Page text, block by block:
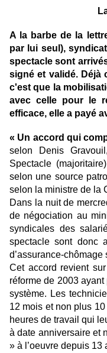
A la barbe de la
par lui seul),
spectacle sont
signé et validé. Déjà
c'est que la
avec celle pour le
efficace, elle a payé
« Un accord qui
selon Denis
Spectacle
selon une source
selon la ministre de la
Dans la nuit de
de négociation au
syndicales des
spectacle sont donc
d’assurance-
Cet accord revient
réforme de 2003 ayant
système. Les
12 mois et non plus
heures de travail qui
à date anniversaire et
» à l’oeuvre depuis 13